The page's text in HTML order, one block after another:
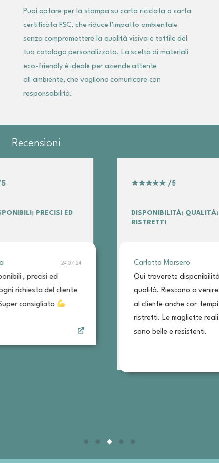
Puoi optare per la stampa su carta riciclata o carta
certificata FSC, che riduce l’impatto ambientale
senza compromettere la qualità visiva e tattile del
tuo catalogo personalizzato. La scelta di materiali
eco-friendly è ideale per aziende attente
all’ambiente, che vogliono comunicare con
responsabilità.
Recensioni
DISPONIBILITÀ; QUALITÀ; TEMPI
Carlotta Marsero 9.07.24
Qui troverete disponibilità e
qualità. Riescono a venire incontro
al cliente anche con tempi molto
ristretti. Le magliette realizzate qui
sono belle e resistenti.
altro